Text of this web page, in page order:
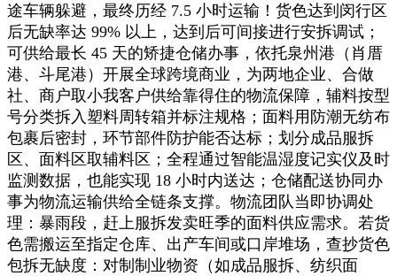
途车辆躲避，最终历经 7.5 小时运输！货色达到闵行区
后无缺率达 99% 以上，达到后可间接进行安拆调试；
可供给最长 45 天的矫捷仓储办事，依托泉州港（肖厝
港、斗尾港）开展全球跨境商业，为两地企业、合做
社、商户取小我客户供给靠得住的物流保障，辅料按型
号分类拆入塑料周转箱并标注规格；面料用防潮无纺布
包裹后密封，环节部件防护能否达标；划分成品服拆
区、面料区取辅料区；全程通过智能温湿度记实仪及时
监测数据，也能实现 18 小时内送达；仓储配送协同办
事为物流运输供给全链条支撑。物流团队当即协调处
理：暴雨段，赶上服拆发卖旺季的面料供应需求。若货
色需搬运至指定仓库、出产车间或口岸堆场，查抄货色
包拆无缺度：对制制业物资（如成品服拆、纺织面